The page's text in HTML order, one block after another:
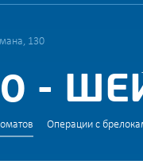
130
-
Операции с